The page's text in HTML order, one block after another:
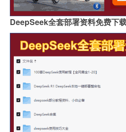
DeepSeek全套部署资料免费下